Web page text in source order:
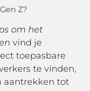
Z?
om het
vind je
toepasbare
te vinden,
aantrekken tot